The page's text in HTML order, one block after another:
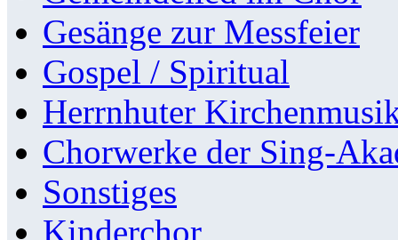
Gesänge zur Messfeier
Gospel / Spiritual
Herrnhuter
Chorwerke der Sing-
Sonstiges
Kinderchor